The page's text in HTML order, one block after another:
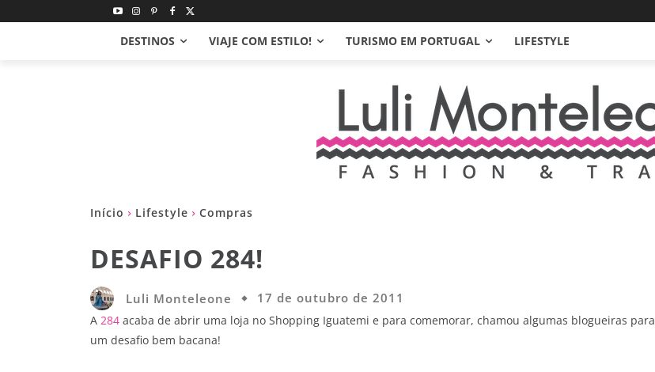
DESTINOS VIAJE COM ESTILO! TURISMO EM PORTUGAL LIFESTYLE
Início Lifestyle Compras
DESAFIO 284!
Luli Monteleone 17 de outubro de 2011
A 284 acaba de abrir uma loja no Shopping Iguatemi e para comemorar, chamou algumas blogueiras para
um desafio bem bacana!